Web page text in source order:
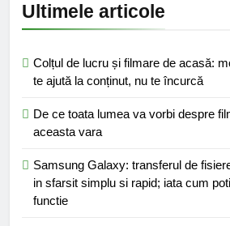
Ultimele articole
Colțul de lucru și filmare de acasă:
te ajută la conținut, nu te încurcă
De ce toata lumea va vorbi despre
aceasta vara
Samsung Galaxy: transferul de
in sfarsit simplu si rapid; iata cum
functie